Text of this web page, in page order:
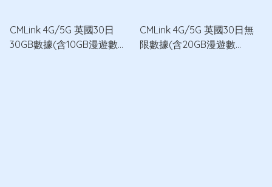
CMLink 4G/5G 英國30日
30GB數據(含10GB漫遊數
CMLink 4G/5G 英國30日無
限數據(含20GB漫遊數